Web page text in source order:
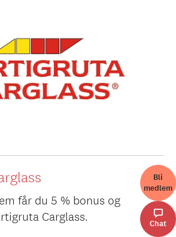
får du 5 % bonus og
Carglass.
Bli
medlem
Chat